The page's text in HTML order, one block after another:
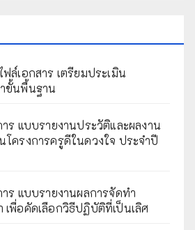
ล์เอกสาร เตรียมประเมิน
ขั้นพื้นฐาน
ร แบบรายงานประวัติและผลงาน
โครงการครูดีในดวงใจ ประจำปี
ร แบบรายงานผลการจัดทำ
พื่อคัดเลือกวิธีปฏิบัติที่เป็นเลิศ